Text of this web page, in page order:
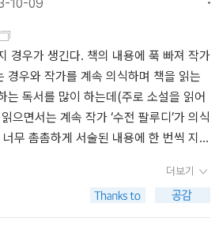
아무리 조금만 잃어도 큰 위협으로 인
장 반격의 과거와 현재미디어는 낙태를
생물학적인 논쟁(생명은 언제 시작되는
태에 불편해하는 많은 이들에게 분명 이
테리와 그 추종자들이 여성의 출산의 자
준 이상할 정도로 강렬한 반감은 철학이
삼아 활활 타올랐다. 이런 남성들은 ‘태
울음’을 터뜨린 것일 수도 있었지만, 인생
위치 변화를 겪으며 상처를 받기도 했다.
독립적인 직장 여성들이 등장한 탓으로
을 수 있는 책. <공부머리 독서법> - 사
시를 위해서도 독서가 최고라는, 우리 같
운 책. <실격당한 자들을 위한 변론> - 김
적인 변론을 만나보세요. 글을 참 맛깔
는 더욱 좋습니다.네 권밖에 못 읽었는데,
사실 ㅠㅠ 쓰는 시간을 좀 내봐야겠습니
드 2023! 뚜둥. 올해도 합니다. 내 맘대
박경리, 토지(전20권) 완독!! (사실은 완
윌라 오디오북으로 들으시는 거 강추하고
을 읽고 정리해서 자리를 만든 다음 본가
다. 그러나 언론을 멀리할 수도 없으니..
로 행해지는지를 알 수 있어 매우 유익
었는데 아직 못 읽어서.. 올해 읽어도 좋
누자면) 말랑말랑해 보이는 제목과 외관
않은 이야기를 하는 책이었다. 막연하게
'이 사실은 어떤 것을 전제하고 있는지, 우
는 것은 무엇인지에 대한 내용. 읽기 쉽
남는 책이었다. 나의 소수성에 대해서도
한 곳이 미국이다보니 아무래도 미국 책
10-09
경우가 생긴다. 책의 내용에 푹 빠져 작가
경우와 작가를 계속 의식하며 책을 읽는
는 독서를 많이 하는데(주로 소설을 읽어
으면서는 계속 작가 ‘수전 팔루디’가 의식
무 촘촘하게 서술된 내용에 한 번씩 지치
義)보다 이 사회를 구성하는 각 개인에
유리하다는 것을 알게 되었다. 그러한
팔루디가 했을 고민과 수고가 고스란히
더보기